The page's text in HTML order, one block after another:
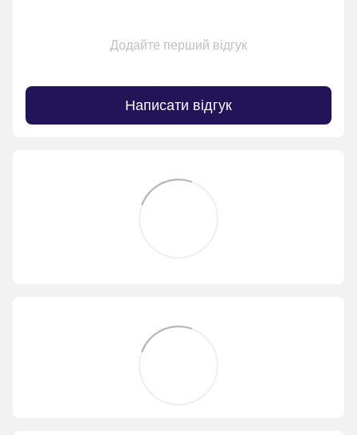
Додайте перший відгук
Написати відгук